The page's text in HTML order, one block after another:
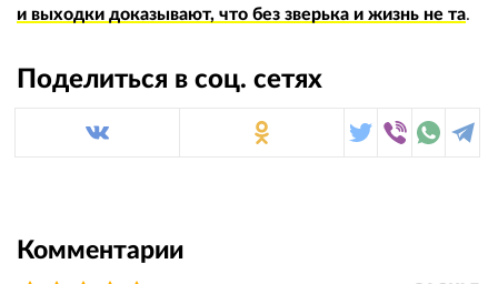
и выходки доказывают, что без зверька и жизнь не та.
Поделиться в соц. сетях
Комментарии